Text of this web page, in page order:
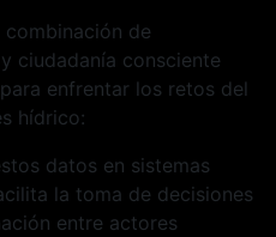
combinación de
ciudadanía consciente
enfrentar los retos del
hídrico:
datos en sistemas
la toma de decisiones
entre actores